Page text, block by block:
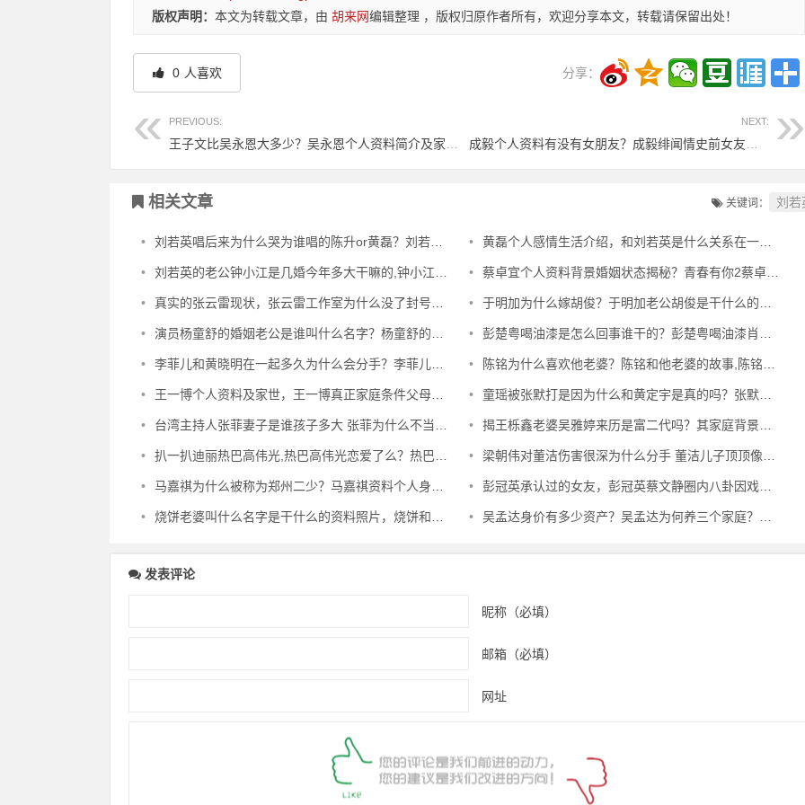
版权声明： 本文为转载文章，由 胡来网编辑整理 ，版权归原作者所有，欢迎分享本文，转载请保留出处！
0 人喜欢 分享：
PREVIOUS: NEXT:
相关文章 关键词： 刘若
• 刘若英唱后来为什么哭为谁唱的陈升or黄磊？刘若英后来背后的故事 • 黄磊个人感情生活介绍，和刘若英是什么关系在一起过吗？
• 刘若英的老公钟小江是几婚今年多大干嘛的,钟小江和前妻有儿女吗 • 蔡卓宜个人资料背景婚姻状态揭秘？青春有你2蔡卓宜离婚了吗原因
• 真实的张云雷现状，张云雷工作室为什么没了封号原因？ • 于明加为什么嫁胡俊？于明加老公胡俊是干什么的个人资料简介
• 演员杨童舒的婚姻老公是谁叫什么名字？杨童舒的孩子是谁的？ • 彭楚粤喝油漆是怎么回事谁干的？彭楚粤喝油漆肖战发火是真的吗
• 李菲儿和黄晓明在一起多久为什么会分手？李菲儿黄晓明分手内幕 • 陈铭为什么喜欢他老婆？陈铭和他老婆的故事,陈铭的老婆比他大几岁
• 王一博个人资料及家世，王一博真正家庭条件父母是干嘛的资料介绍 • 童瑶被张默打是因为什么和黄定宇是真的吗？张默打童瑶事件全经过
• 台湾主持人张菲妻子是谁孩子多大 张菲为什么不当歌星还这么红 • 揭王栎鑫老婆吴雅婷来历是富二代吗？其家庭背景简历父母是做什么
• 扒一扒迪丽热巴高伟光,热巴高伟光恋爱了么？热巴为何不和高伟光好 • 梁朝伟对董洁伤害很深为什么分手 董洁儿子顶顶像梁朝伟怎么回事
• 马嘉祺为什么被称为郑州二少？马嘉祺资料个人身高学校家境揭秘 • 彭冠英承认过的女友，彭冠英蔡文静圈内八卦因戏生情在一起了吗？
• 烧饼老婆叫什么名字是干什么的资料照片，烧饼和他老婆怎么认识的 • 吴孟达身价有多少资产？吴孟达为何养三个家庭？吴孟达五个子女现状
发表评论
昵称（必填）
邮箱（必填）
网址